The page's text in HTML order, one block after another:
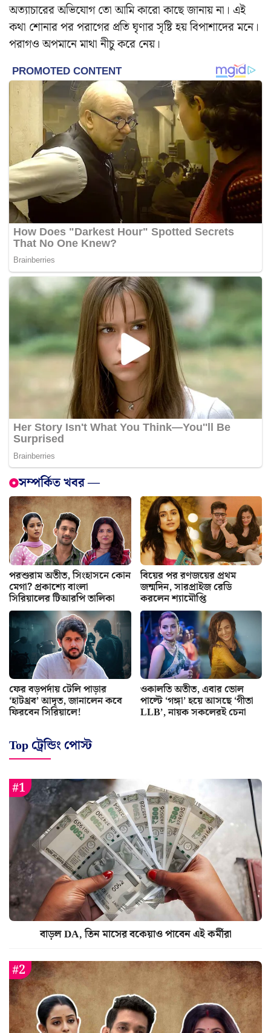
অত্যাচারের অভিযোগ তো আমি কারো কাছে জানায় না। এই
কথা শোনার পর পরাগের প্রতি ঘৃণার সৃষ্টি হয় বিপাশাদের মনে।
পরাগও অপমানে মাথা নীচু করে নেয়।
সম্পর্কিত খবর —
পরশুরাম অতীত, সিংহাসনে কোন
মেগা? প্রকাশ্যে বাংলা
সিরিয়ালের টিআরপি তালিকা
বিয়ের পর রণজয়ের প্রথম
জন্মদিন, সারপ্রাইজ রেডি
করলেন শ্যামৌপ্তি
ফের বড়পর্দায় টেলি পাড়ার
‘হাটথ্রব’ আদৃত, জানালেন কবে
ফিরবেন সিরিয়ালে!
ওকালতি অতীত, এবার ভোল
পাল্টে ‘গঙ্গা’ হয়ে আসছে ‘গীতা
LLB’, নায়ক সকলেরই চেনা
Top ট্রেন্ডিং পোস্ট
বাড়ল DA, তিন মাসের বকেয়াও পাবেন এই কর্মীরা